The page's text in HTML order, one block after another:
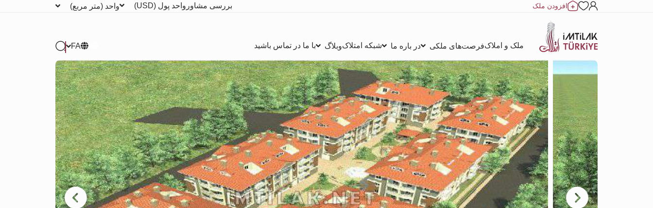
افزودن ملک بررسی مشاور واحد پول (USD) واحد (متر مربع)
ملک و املاکفرصت‌های ملکی در باره ما شبکه امتلاکوبلاگ با ما در تماس باشید FA